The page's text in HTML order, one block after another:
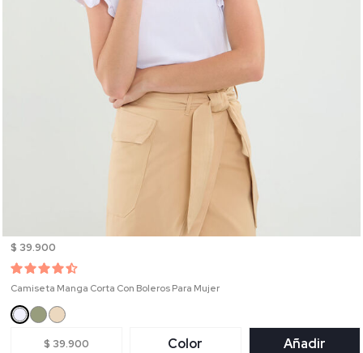
$ 39.900
Camiseta Manga Corta Con Boleros Para Mujer
$ 39.900 Color Añadir